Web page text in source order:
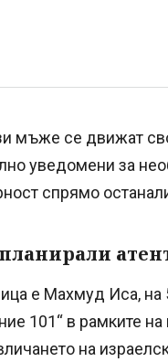
мъже се движат
уведомени за
спрямо
е Махмуд Иса, на
101“ в рамките
на